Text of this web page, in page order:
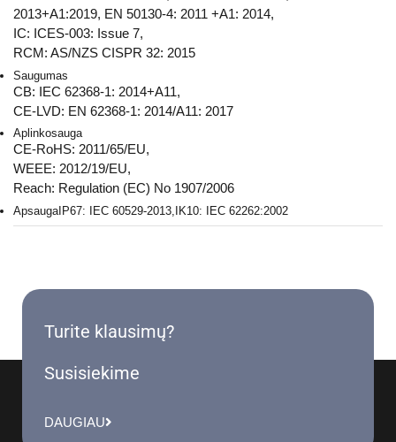
2013+A1:2019, EN 50130-4: 2011 +A1: 2014,
IC: ICES-003: Issue 7,
RCM: AS/NZS CISPR 32: 2015
Saugumas
CB: IEC 62368-1: 2014+A11,
CE-LVD: EN 62368-1: 2014/A11: 2017
Aplinkosauga
CE-RoHS: 2011/65/EU,
WEEE: 2012/19/EU,
Reach: Regulation (EC) No 1907/2006
ApsaugaIP67: IEC 60529-2013,IK10: IEC 62262:2002
Turite klausimų?
Susisiekime
DAUGIAU